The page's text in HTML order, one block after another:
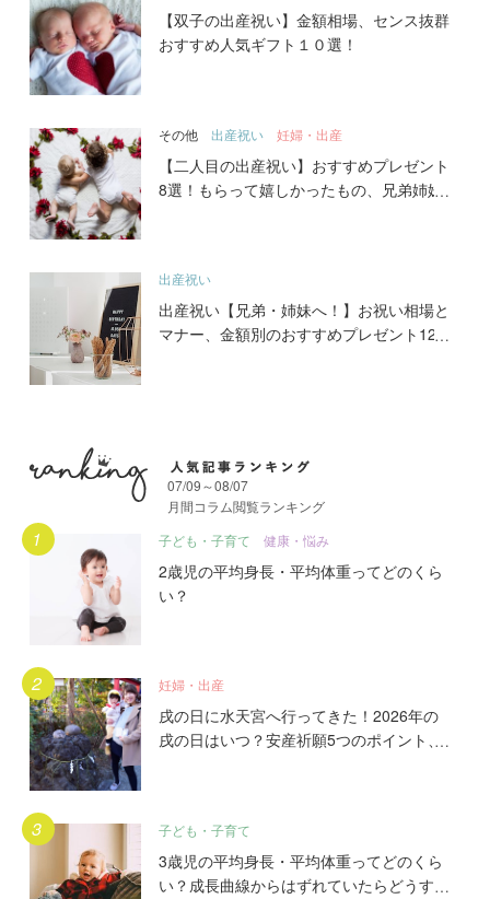
【双子の出産祝い】金額相場、センス抜群
おすすめ人気ギフト１０選！
その他 出産祝い 妊婦・出産
【二人目の出産祝い】おすすめプレゼント
8選！もらって嬉しかったもの、兄弟姉妹
出産祝い
出産祝い【兄弟・姉妹へ！】お祝い相場と
マナー、金額別のおすすめプレゼント12
月間人気記事ランキング
07/09～08/07
月間コラム閲覧ランキング
子ども・子育て
健康・悩み
2歳児の平均身長・平均体重ってどのくら
い？
妊婦・出産
戌の日に水天宮へ行ってきた！2026年の
戌の日はいつ？安産祈願5つのポイント、
子ども・子育て
3歳児の平均身長・平均体重ってどのくら
い？成長曲線からはずれていたらどうす